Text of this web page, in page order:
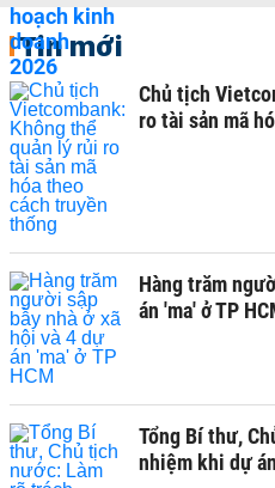
Tin mới
Chủ tịch
ro tài sản mã
Hàng trăm
án 'ma' ở TP
Tổng Bí thư,
nhiệm khi dự